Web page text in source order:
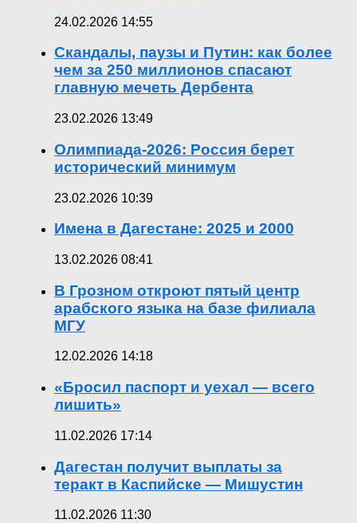
24.02.2026 14:55
Скандалы, паузы и Путин: как более
чем за 250 миллионов спасают
главную мечеть Дербента
23.02.2026 13:49
Олимпиада-2026: Россия берет
исторический минимум
23.02.2026 10:39
Имена в Дагестане: 2025 и 2000
13.02.2026 08:41
В Грозном откроют пятый центр
арабского языка на базе филиала
МГУ
12.02.2026 14:18
«Бросил паспорт и уехал — всего
лишить»
11.02.2026 17:14
Дагестан получит выплаты за
теракт в Каспийске — Мишустин
11.02.2026 11:30